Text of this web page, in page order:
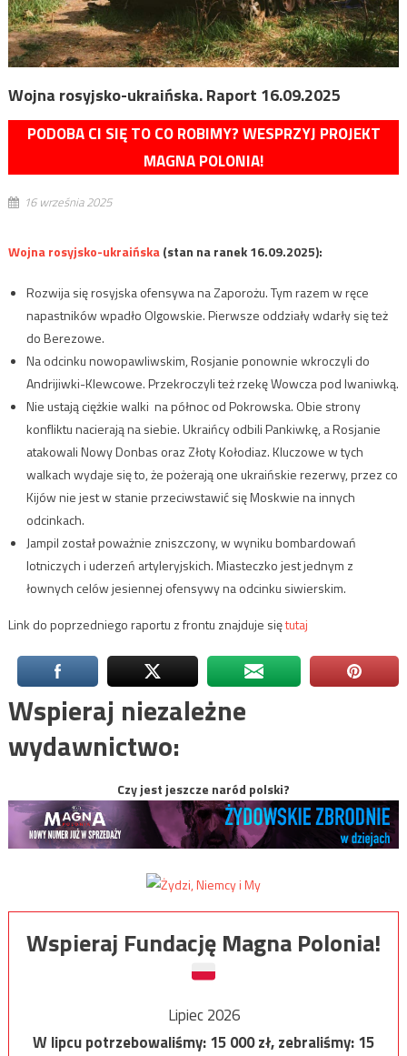
Wojna rosyjsko-ukraińska. Raport 16.09.2025
PODOBA CI SIĘ TO CO ROBIMY? WESPRZYJ PROJEKT
MAGNA POLONIA!
16 września 2025
Wojna rosyjsko-ukraińska(stan na ranek 16.09.2025):
Rozwija się rosyjska ofensywa na Zaporożu. Tym razem w ręce
napastników wpadło Olgowskie. Pierwsze oddziały wdarły się też
do Berezowe.
Na odcinku nowopawliwskim, Rosjanie ponownie wkroczyli do
Andrijiwki-Klewcowe. Przekroczyli też rzekę Wowcza pod Iwaniwką.
Nie ustają ciężkie walki na północ od Pokrowska. Obie strony
konfliktu nacierają na siebie. Ukraińcy odbili Pankiwkę, a Rosjanie
atakowali Nowy Donbas oraz Złoty Kołodiaz. Kluczowe w tych
walkach wydaje się to, że pożerają one ukraińskie rezerwy, przez co
Kijów nie jest w stanie przeciwstawić się Moskwie na innych
odcinkach.
Jampil został poważnie zniszczony, w wyniku bombardowań
lotniczych i uderzeń artyleryjskich. Miasteczko jest jednym z
łownych celów jesiennej ofensywy na odcinku siwierskim.
Link do poprzedniego raportu z frontu znajduje siętutaj
Wspieraj niezależne
wydawnictwo:
Czy jest jeszcze naród polski?
Wspieraj Fundację Magna Polonia!
Lipiec 2026
W lipcu potrzebowaliśmy:15 000zł, zebraliśmy:15